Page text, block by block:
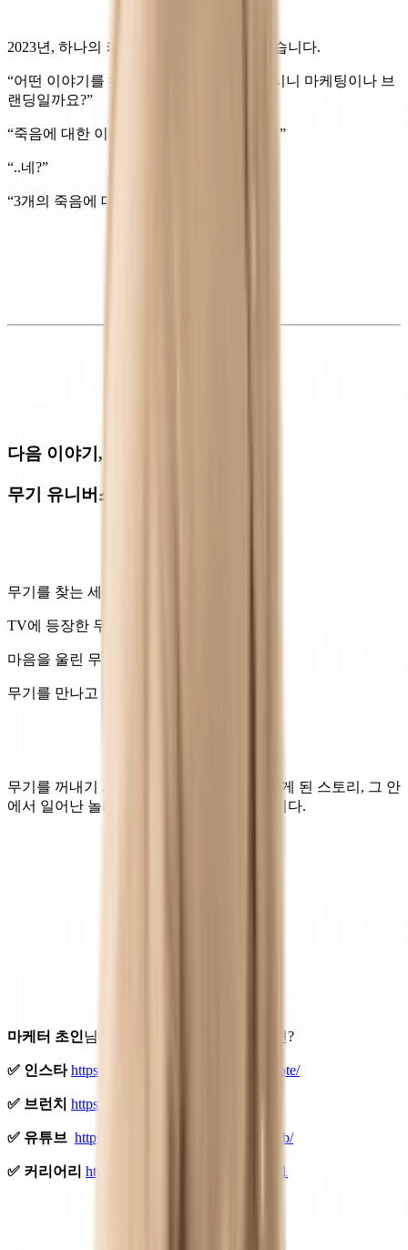
2023년, 하나의 커뮤니티로부터 초대를 받습니다.
“어떤 이야기를 해주실 수 있나요? 마케터시니 마케팅이나 브
랜딩일까요?”
“죽음에 대한 이야기부터 해보려고 합니다.”
“..네?”
“3개의 죽음에 대한 이야기를 해보려고요.”
다음 이야기,
무기 유니버스의 시작
무기를 찾는 세상의 다양한 사람들
TV에 등장한 무기?
마음을 울린 무기의 시간?
무기를 만나고 중동에 가게 된 사람
무기를 꺼내기 시작해 1천명이 넘게 함께하게 된 스토리, 그 안
에서 일어난 놀라운 일들을 하나씩 꺼내옵니다.
마케터 초인님의 더 많은 생각이 궁금하다면?
✅ 인스타https://www.instagram.com/choin_note/
✅ 브런치 https://brunch.co.kr/@jinonet/
✅ 유튜브 https://www.youtube.com/@choinlab/
✅ 커리어리 https://careerly.co.kr/profiles/22881